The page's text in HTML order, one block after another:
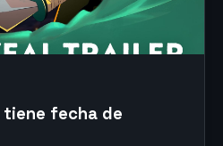
tiene fecha de